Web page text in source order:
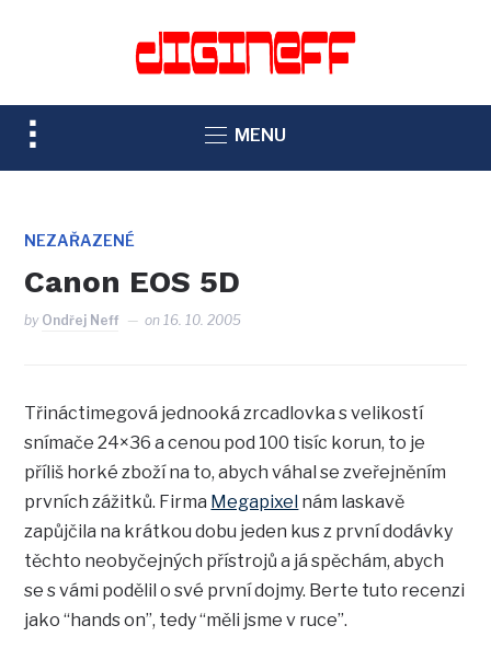
TOGGLE
SIDEBAR
NAVIGATION
MENU
NEZAŘAZENÉ
Canon EOS 5D
by Ondřej Neff on16. 10. 2005
Třináctimegová jednooká zrcadlovka s velikostí
snímače 24×36 a cenou pod 100 tisíc korun, to je
příliš horké zboží na to, abych váhal se zveřejněním
prvních zážitků. Firma Megapixel nám laskavě
zapůjčila na krátkou dobu jeden kus z první dodávky
těchto neobyčejných přístrojů a já spěchám, abych
se s vámi podělil o své první dojmy. Berte tuto recenzi
jako “hands on”, tedy “měli jsme v ruce”.